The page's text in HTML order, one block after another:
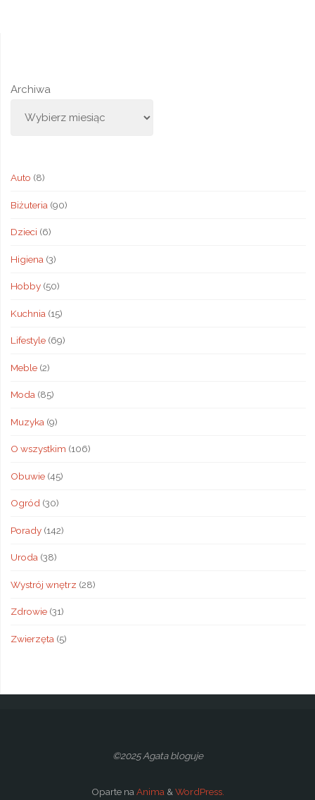
Archiwa
Auto (8)
Biżuteria (90)
Dzieci (6)
Higiena (3)
Hobby(50)
Kuchnia (15)
Lifestyle(69)
Meble(2)
Moda(85)
Muzyka (9)
O wszystkim (106)
Obuwie(45)
Ogród(30)
Porady(142)
Uroda(38)
Wystrój wnętrz (28)
Zdrowie(31)
Zwierzęta (5)
©2025 Agata bloguje
Oparte na Anima & WordPress.